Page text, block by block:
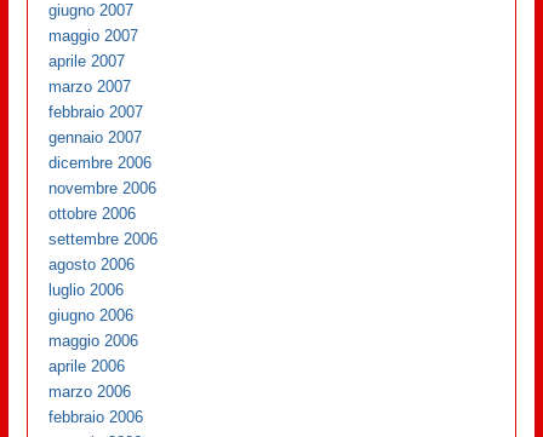
giugno 2007
maggio 2007
aprile 2007
marzo 2007
febbraio 2007
gennaio 2007
dicembre 2006
novembre 2006
ottobre 2006
settembre 2006
agosto 2006
luglio 2006
giugno 2006
maggio 2006
aprile 2006
marzo 2006
febbraio 2006